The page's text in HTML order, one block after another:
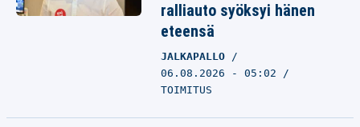
ralliauto syöksyi hänen
eteensä
JALKAPALLO
06.08.2026 - 05:02
TOIMITUS